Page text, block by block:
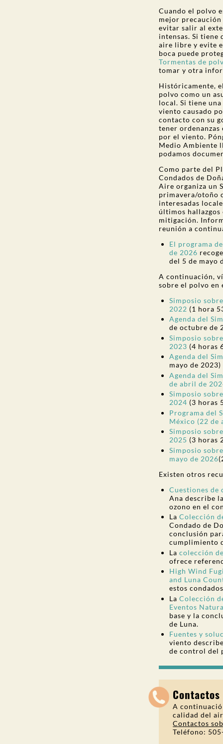
Cuando el polvo
mejor precaución
evitar salir al
intensas. Si tiene
aire libre y evite
boca puede
Tormentas de
tomar y otra
Históricamente,
polvo como un
local. Si tiene
viento causado
contacto con su
tener
por el viento.
Medio Ambiente
podamos
Como parte del
Condados de
Aire organiza un
primavera/otoño
interesadas
últimos hallazgos
mitigación.
reunión a
El programa
de 2026
del 5 de mayo
A continuación,
sobre el polvo en
Simposio
2022 (1 hora
Agenda del
de octubre de
Simposio
2023 (4 horas
Agenda del
mayo de 2023)
Agenda del
de abril de
Simposio
2024 (3 horas
Programa del
México (22 de
Simposio
2025 (3 horas
Simposio
mayo de 2026
Existen otros
Cuestiones de
Ana describe
ozono en el
LaColección
Condado de
conclusión
cumplimiento
Lacolección
ofrece
High Wind
and Luna
estos
LaColección
Eventos
base y la
de Luna.
Fuentes y
viento
de control del
A
calidad del
Contactos
Teléfono: